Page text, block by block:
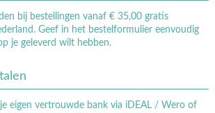
bij bestellingen vanaf € 35,00 gratis
Geef in het bestelformulier eenvoudig
je geleverd wilt hebben.
eigen vertrouwde bank via iDEAL / Wero of